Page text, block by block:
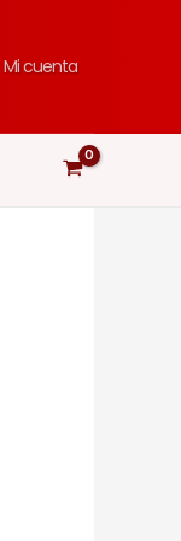
Mi cuenta